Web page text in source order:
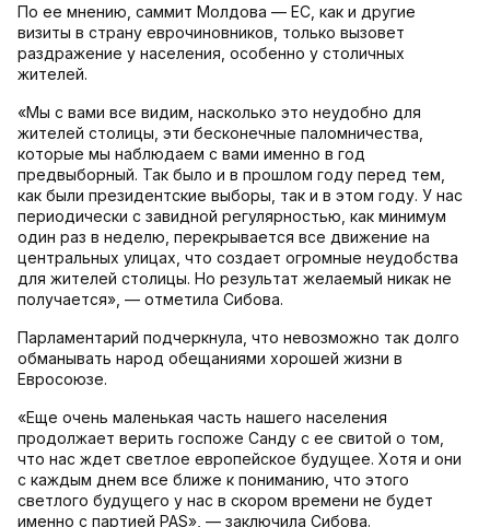
По ее мнению, саммит Молдова — ЕС, как и другие
визиты в страну еврочиновников, только вызовет
раздражение у населения, особенно у столичных
жителей.
«Мы с вами все видим, насколько это неудобно для
жителей столицы, эти бесконечные паломничества,
которые мы наблюдаем с вами именно в год
предвыборный. Так было и в прошлом году перед тем,
как были президентские выборы, так и в этом году. У нас
периодически с завидной регулярностью, как минимум
один раз в неделю, перекрывается все движение на
центральных улицах, что создает огромные неудобства
для жителей столицы. Но результат желаемый никак не
получается», — отметила Сибова.
Парламентарий подчеркнула, что невозможно так долго
обманывать народ обещаниями хорошей жизни в
Евросоюзе.
«Еще очень маленькая часть нашего населения
продолжает верить госпоже Санду с ее свитой о том,
что нас ждет светлое европейское будущее. Хотя и они
с каждым днем все ближе к пониманию, что этого
светлого будущего у нас в скором времени не будет
именно с партией PAS», — заключила Сибова.